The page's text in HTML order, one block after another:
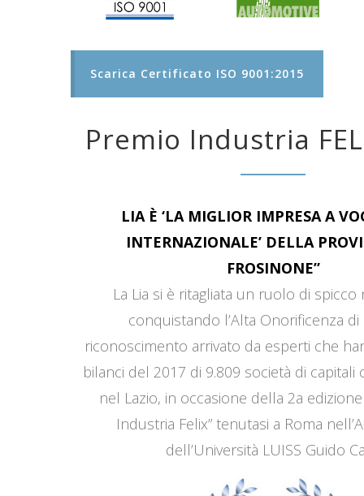
Scarica Certificato ISO 9001:2015
Premio Industria
LIA È ‘LA MIGLIOR IMPRESA A
INTERNAZIONALE’ DELLA
FROSINONE”
La Lia si è ritagliata un ruolo di
conquistando l’Alta Onorificenza di
riconoscimento arrivato da esperti che
bilanci del 2017 di 9.809 società di capitali
nel Lazio, in occasione della 2a
Industria Felix” tenutasi a Roma
dell’Università LUISS Guido